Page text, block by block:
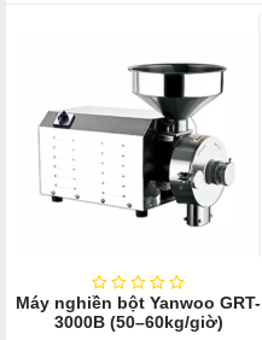
Máy nghiền bột Yanwoo GRT-
3000B (50–60kg/giờ)